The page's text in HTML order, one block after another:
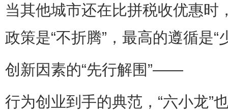
当其他城市还在比拼税收优惠时
政策是“不折腾”，最高的遵循是“
创新因素的“先行解围”——
行为创业到手的典范，“六小龙”